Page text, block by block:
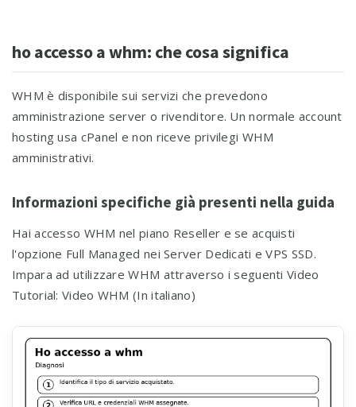
ho accesso a whm: che cosa significa
WHM è disponibile sui servizi che prevedono
amministrazione server o rivenditore. Un normale account
hosting usa cPanel e non riceve privilegi WHM
amministrativi.
Informazioni specifiche già presenti nella guida
Hai accesso WHM nel piano Reseller e se acquisti
l'opzione Full Managed nei Server Dedicati e VPS SSD.
Impara ad utilizzare WHM attraverso i seguenti Video
Tutorial: Video WHM (In italiano)